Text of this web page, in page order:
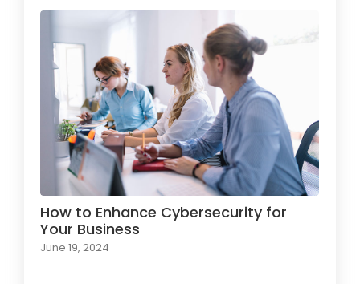
How to Enhance Cybersecurity for
Your Business
June 19, 2024